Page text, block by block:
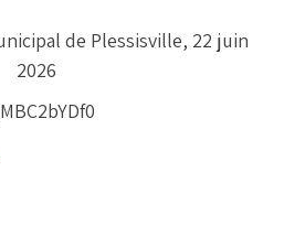
de Plessisville, 22 juin
2026